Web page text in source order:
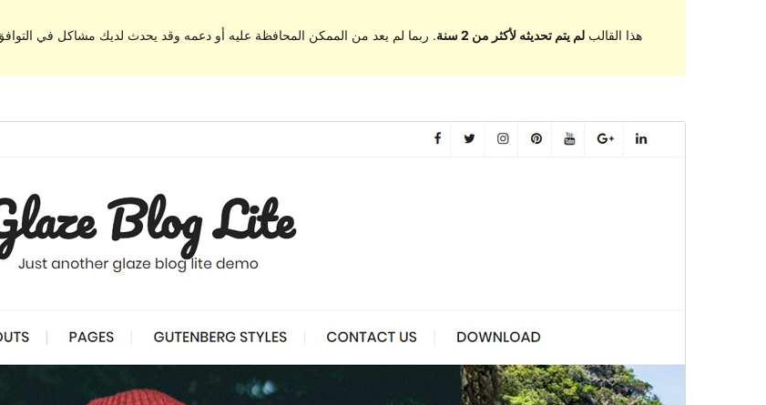
هذا القالبلم يتم تحديثه لأكثر من 2 سنة . ربما لم يعد من الممكن المحافظة عليه أو دعمه وقد يحدث لديك مشاكل في